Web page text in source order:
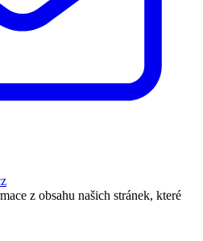
z obsahu našich stránek, které